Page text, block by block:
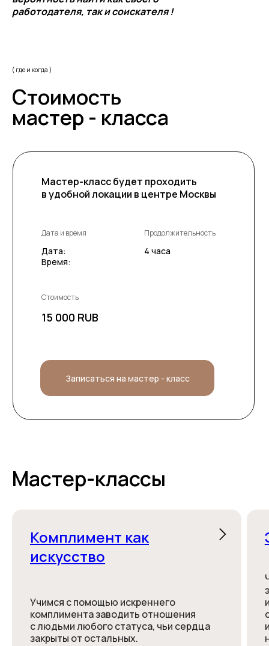
работодателя, так и соискателя !
( где и когда )
Стоимость
мастер - класса
Мастер-класс будет проходить
в удобной локации в центре Москвы
Дата и время
Дата:
Время:
4 часа
Продолжительность
15 000 RUB
Стоимость
Записаться на мастер - класс
Мастер-классы
Комплимент как
искусство
Учимся с помощью искреннего
комплимента заводить отношения
с людьми любого статуса, чьи сердца
закрыты от остальных.